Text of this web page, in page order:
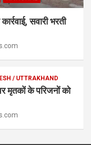
सवारी भरती
/ UTTRAKHAND
मृतकों के परिजनों को